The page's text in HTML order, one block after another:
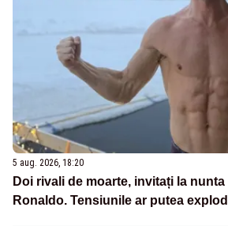
5 aug. 2026, 18:20
Doi rivali de moarte, invitați la
Ronaldo. Tensiunile ar putea